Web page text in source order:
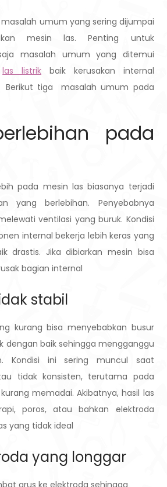
umum yang sering dijumpai
mesin las. Penting untuk
masalah umum yang ditemui
las listrik baik kerusakan internal
Berikut tiga masalah umum pada
pada
pada mesin las biasanya terjadi
yang berlebihan. Penyebabnya
ventilasi yang buruk. Kondisi
internal bekerja lebih keras yang
drastis. Jika dibiarkan mesin bisa
bagian internal
stabil
kurang bisa menyebabkan busur
dengan baik sehingga mengganggu
Kondisi ini sering muncul saat
tidak konsisten, terutama pada
kurang memadai.Akibatnya, hasil las
poros, atau bahkan elektroda
yang tidak ideal
yang longgar
arus ke elektroda sehingga